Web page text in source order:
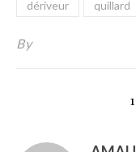
dériveur quillard
By